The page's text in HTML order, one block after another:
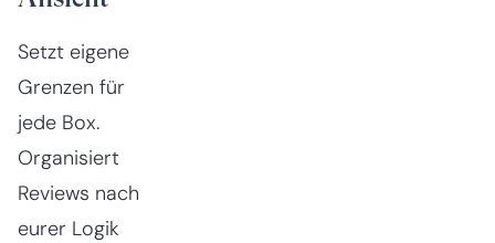
Setzt eigene
Grenzen für
jede Box.
Organisiert
Reviews nach
eurer Logik